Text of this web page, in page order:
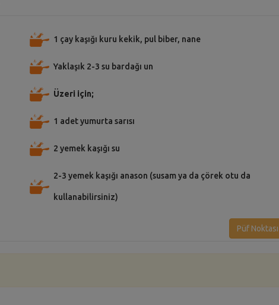
1 çay kaşığı kuru kekik, pul biber, nane
Yaklaşık 2-3 su bardağı un
Üzeri için;
1 adet yumurta sarısı
2 yemek kaşığı su
2-3 yemek kaşığı anason (susam ya da çörek otu da
kullanabilirsiniz)
Püf